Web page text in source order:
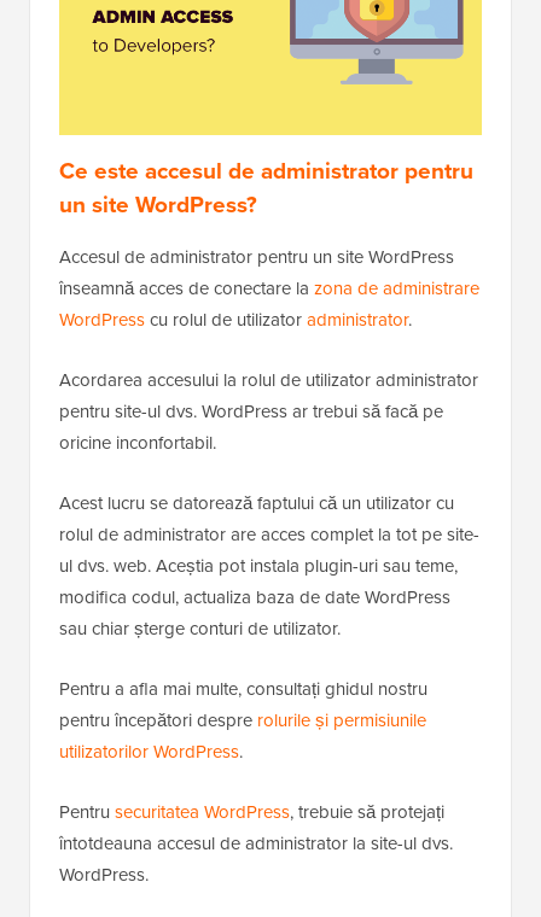
Ce este accesul de administrator pentru
un site WordPress?
Accesul de administrator pentru un site WordPress
înseamnă acces de conectare la zona de administrare
WordPresscu rolul de utilizatoradministrator.
Acordarea accesului la rolul de utilizator administrator
pentru site-ul dvs. WordPress ar trebui să facă pe
oricine inconfortabil.
Acest lucru se datorează faptului că un utilizator cu
rolul de administrator are acces complet la tot pe site-
ul dvs. web. Aceștia pot instala plugin-uri sau teme,
modifica codul, actualiza baza de date WordPress
sau chiar șterge conturi de utilizator.
Pentru a afla mai multe, consultați ghidul nostru
pentru începători despre rolurile și permisiunile
utilizatorilor WordPress.
Pentru securitatea WordPress, trebuie să protejați
întotdeauna accesul de administrator la site-ul dvs.
WordPress.